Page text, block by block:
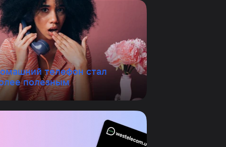
телефон стал
полезным